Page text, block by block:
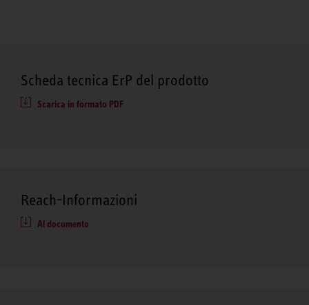
Scheda tecnica ErP del prodotto
Scarica in formato PDF
Reach-Informazioni
Al documento